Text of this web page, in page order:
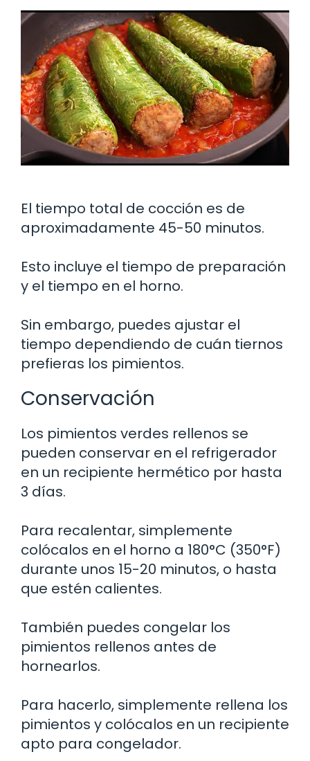
El tiempo total de cocción es de
aproximadamente 45-50 minutos.
Esto incluye el tiempo de preparación
y el tiempo en el horno.
Sin embargo, puedes ajustar el
tiempo dependiendo de cuán tiernos
prefieras los pimientos.
Conservación
Los pimientos verdes rellenos se
pueden conservar en el refrigerador
en un recipiente hermético por hasta
3 días.
Para recalentar, simplemente
colócalos en el horno a 180°C (350°F)
durante unos 15-20 minutos, o hasta
que estén calientes.
También puedes congelar los
pimientos rellenos antes de
hornearlos.
Para hacerlo, simplemente rellena los
pimientos y colócalos en un recipiente
apto para congelador.